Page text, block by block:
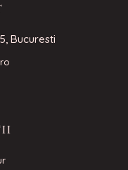
Bucuresti